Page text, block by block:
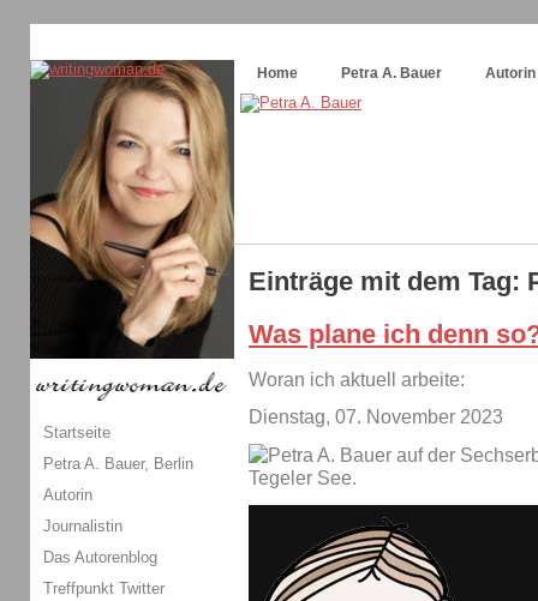
Home
Petra A. Bauer Autorin
Einträge mit dem Tag:
Was plane ich denn
Woran ich aktuell arbeite:
Dienstag, 07. November 2023
Startseite
Petra A. Bauer, Berlin
Autorin
Journalistin
Das Autorenblog
Treffpunkt Twitter